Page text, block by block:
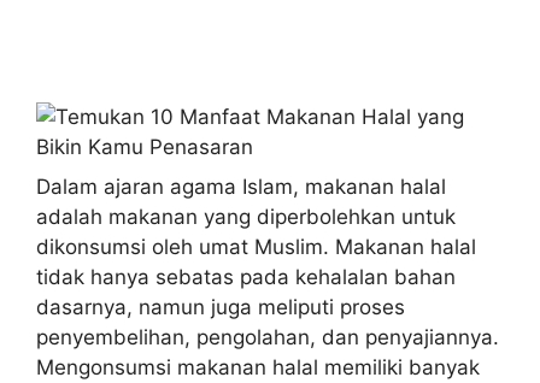
Dalam ajaran agama Islam, makanan halal
adalah makanan yang diperbolehkan untuk
dikonsumsi oleh umat Muslim. Makanan halal
tidak hanya sebatas pada kehalalan bahan
dasarnya, namun juga meliputi proses
penyembelihan, pengolahan, dan penyajiannya.
Mengonsumsi makanan halal memiliki banyak